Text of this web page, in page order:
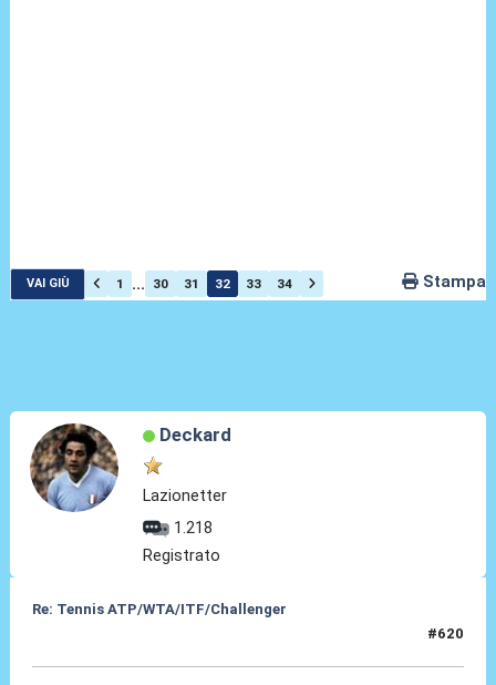
VAI GIÙ 1 ... 30 31 32 33 34 Stampa
Deckard
Lazionetter
1.218
Registrato
Re: Tennis ATP/WTA/ITF/Challenger
#620